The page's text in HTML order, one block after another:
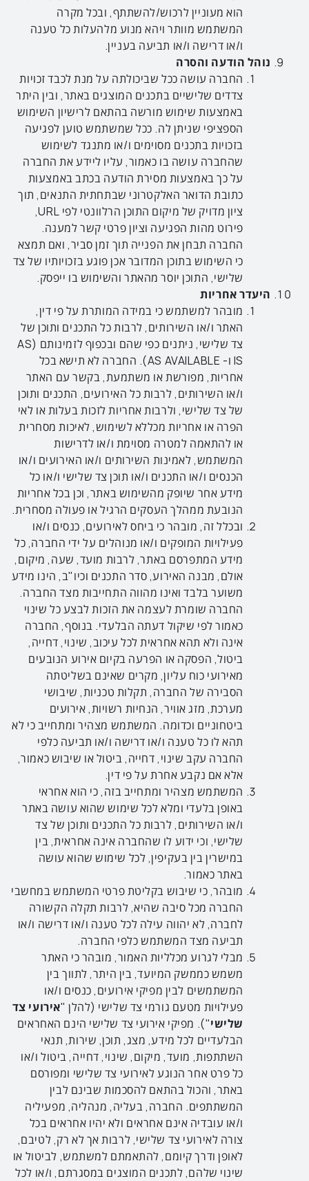
הוא מעוניין לרכוש/להשתתף, ובכל מקרה
המשתמש מוותר ויהא מנוע מלהעלות כל טענה
ו/או דרישה ו/או תביעה בעניין.
נוהל הודעה והסרה
החברה עושה ככל שביכולתה על מנת לכבד זכויות
צדדים שלישיים בתכנים המוצגים באתר, ובין היתר
באמצעות שימוש מורשה בהתאם לרישיון השימוש
הספציפי שניתן לה. ככל שמשתמש טוען לפגיעה
בזכויות בתכנים מסוימים ו/או מתנגד לשימוש
שהחברה עושה בו כאמור, עליו ליידע את החברה
על כך באמצעות מסירת הודעה בכתב באמצעות
כתובת הדואר האלקטרוני שבתחתית התנאים, תוך
ציון מדויק של מיקום התוכן הרלוונטי לפי URL,
פירוט מהות הפגיעה וציון פרטי קשר למענה.
החברה תבחן את הפנייה תוך זמן סביר, ואם תמצא
כי השימוש בתוכן המדובר אכן פוגע בזכויותיו של צד
שלישי, התוכן יוסר מהאתר והשימוש בו ייפסק.
היעדר אחריות
מובהר למשתמש כי במידה המותרת על פי דין,
האתר ו/או השירותים, לרבות כל התכנים ותוכן של
צד שלישי
, ניתנים כפי שהם ובכפוף לזמינותם (AS
IS ו- AS AVAILABLE). החברה לא תישא בכל
אחריות, מפורשת או משתמעת, בקשר עם האתר
ו/או השירותים, לרבות כל האירועים, התכנים ותוכן
של צד שלישי, ולרבות אחריות לזכות בעלות או לאי
הפרה או אחריות מכללא לשימוש, לאיכות מסחרית
או להתאמה למטרה מסוימת ו/או לדרישות
המשתמש, לאמינות השירותים ו/או האירועים ו/או
הכנסים ו/או התכנים ו/או תוכן צד שלישי ו/או כל
מידע אחר שיופק מהשימוש באתר, וכן בכל אחריות
הנובעת ממהלך העסקים הרגיל או פעולה מסחרית.
ובכלל זה, מובהר כי ביחס לאירועים, כנסים ו/או
פעילויות המופקים ו/או מנוהלים על ידי החברה, כל
מידע המתפרסם באתר, לרבות מועד, שעה, מיקום,
אולם, מבנה האירוע, סדר התכנים וכיו"ב, הינו מידע
משוער בלבד ואינו מהווה התחייבות מצד החברה.
החברה שומרת לעצמה את הזכות לבצע כל שינוי
כאמור לפי שיקול דעתה הבלעדי. בנוסף, החברה
אינה ולא תהא אחראית לכל עיכוב, שינוי, דחייה,
ביטול, הפסקה או הפרעה בקיום אירוע הנובעים
מאירועי כוח עליון, מקרים שאינם בשליטתה
הסבירה של החברה, תקלות טכניות, שיבושי
מערכת, מזג אוויר, הנחיות רשויות, אירועים
ביטחוניים וכדומה. המשתמש מצהיר ומתחייב כי לא
תהא לו כל טענה ו/או דרישה ו/או תביעה כלפי
החברה עקב שינוי, דחייה, ביטול או שיבוש כאמור,
אלא אם נקבע אחרת על פי דין.
המשתמש מצהיר ומתחייב בזה, כי הוא אחראי
באופן בלעדי ומלא לכל שימוש שהוא עושה באתר
ו/או השירותים, לרבות כל התכנים ותוכן של צד
שלישי, וכי ידוע לו שהחברה אינה אחראית, בין
במישרין בין בעקיפין, לכל שימוש שהוא עושה
באתר כאמור.
מובהר, כי שיבוש בקליטת פרטי המשתמש במחשבי
החברה מכל סיבה שהיא, לרבות תקלה הקשורה
לחברה, לא יהווה עילה לכל טענה ו/או דרישה ו/או
תביעה מצד המשתמש כלפי החברה.
מבלי לגרוע מכלליות האמור, מובהר כי האתר
משמש כממשק המיועד, בין היתר, לתווך בין
המשתמשים לבין מפיקי אירועים, כנסים ו/או
פעילויות מטעם גורמי צד שלישי (להלן "אירועי צד
שלישי"). מפיקי אירועי צד שלישי הינם האחראים
הבלעדיים לכל מידע, מצג, תוכן, שירות, תנאי
השתתפות, מועד, מיקום, שינוי, דחייה, ביטול ו/או
כל פרט אחר הנוגע לאירועי צד שלישי ומפורסם
באתר, והכול בהתאם להסכמות שבינם לבין
המשתתפים. החברה, בעליה, מנהליה, מפעיליה
ו/או עובדיה אינם אחראים ולא יהיו אחראים בכל
צורה לאירועי צד שלישי, לרבות אך לא רק, לטיבם,
לאופן ודרך קיומם, להתאמתם למשתמש, לביטול או
שינוי שלהם, לתכנים המוצגים במסגרתם, ו/או לכל